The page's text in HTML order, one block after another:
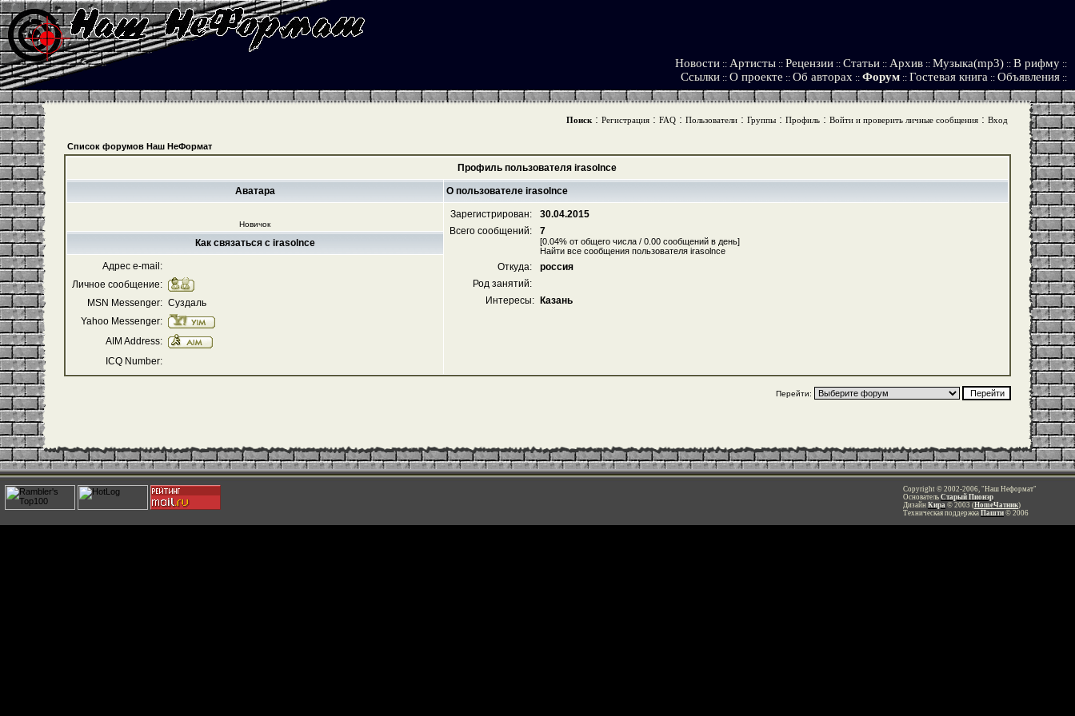
Новости :: Артисты :: Рецензии :: Статьи :: Архив :: Музыка(mp3) :: В рифму ::
Ссылки :: О проекте :: Об авторах :: Форум :: Гостевая книга :: Объявления ::
Поиск: Регистрация: FAQ: Пользователи: Группы: Профиль: Войти и проверить личные сообщения: Вход
Список форумов Наш НеФормат
Профиль пользователя irasolnce
Аватара О пользователе irasolnce
Новичок
Зарегистрирован:
30.04.2015
Всего сообщений:
7
[0.04% от общего числа / 0.00 сообщений в день]
Найти все сообщения пользователя irasolnce
Откуда:
россия
Род занятий:
Интересы:
Казань
Как связаться с irasolnce
Адрес e-mail:
Личное сообщение:
MSN Messenger: Суздаль
Yahoo Messenger:
AIM Address:
ICQ Number:
Перейти:
Copyright © 2002-2006, "Наш Неформат"
Основатель Старый Пионэр
Дизайн Кира © 2003 (HomeЧатник)
Техническая поддержка Пашти © 2006